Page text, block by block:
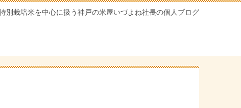
別栽培米を中心に扱う神戸の米屋いづよね社長の個人ブログ